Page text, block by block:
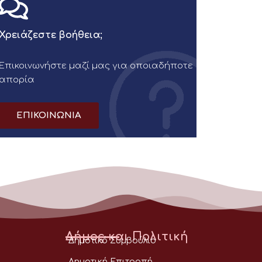
Χρειάζεστε βοήθεια;
Επικοινωνήστε μαζί μας για οποιαδήποτε
απορία
ΕΠΙΚΟΙΝΩΝΙΑ
Δήμος και Πολιτική
Δημοτικό Συμβούλιο